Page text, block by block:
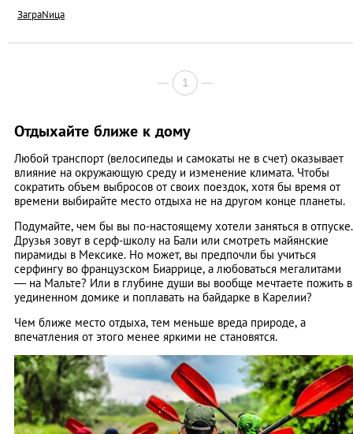
ЗаграNица
1
Отдыхайте ближе к дому
Любой транспорт (велосипеды и самокаты не в счет) оказывает
влияние на окружающую среду и изменение климата. Чтобы
сократить объем выбросов от своих поездок, хотя бы время от
времени выбирайте место отдыха не на другом конце планеты.
Подумайте, чем бы вы по-настоящему хотели заняться в отпуске.
Друзья зовут в серф-школу на Бали или смотреть майянские
пирамиды в Мексике. Но может, вы предпочли бы учиться
серфингу во французском Биаррице, а любоваться мегалитами
— на Мальте? Или в глубине души вы вообще мечтаете пожить в
уединенном домике и поплавать на байдарке в Карелии?
Чем ближе место отдыха, тем меньше вреда природе, а
впечатления от этого менее яркими не становятся.